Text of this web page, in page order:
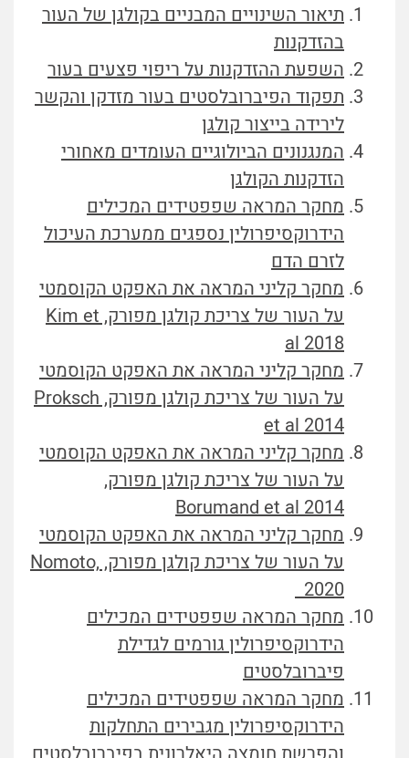
תיאור השינויים המבניים בקולגן של העור
בהזדקנות
השפעת ההזדקנות על ריפוי פצעים בעור
תפקוד הפיברובלסטים בעור מזדקן והקשר
לירידה בייצור קולגן
המנגנונים הביולוגיים העומדים מאחורי
הזדקנות הקולגן
מחקר המראה שפפטידים המכילים
הידרוקסיפרולין נספגים ממערכת העיכול
לזרם הדם
מחקר קליני המראה את האפקט הקוסמטי
על העור של צריכת קולגן מפורק, Kim et
al 2018
מחקר קליני המראה את האפקט הקוסמטי
על העור של צריכת קולגן מפורק, Proksch
et al 2014
מחקר קליני המראה את האפקט הקוסמטי
על העור של צריכת קולגן מפורק,
Borumand et al 2014
מחקר קליני המראה את האפקט הקוסמטי
על העור של צריכת קולגן מפורק, Nomoto,
2020
מחקר המראה שפפטידים המכילים
הידרוקסיפרולין גורמים לגדילת
פיברובלסטים
מחקר המראה שפפטידים המכילים
הידרוקסיפרולין מגבירים התחלקות